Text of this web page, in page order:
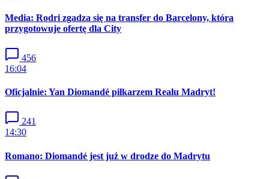
Media: Rodri zgadza się na transfer do Barcelony, która
przygotowuje ofertę dla City
456
16:04
Oficjalnie: Yan Diomandé piłkarzem Realu Madryt!
241
14:30
Romano: Diomandé jest już w drodze do Madrytu